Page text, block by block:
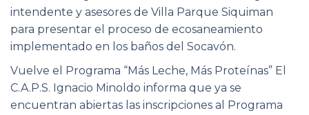
intendente y asesores de Villa Parque Siquiman
para presentar el proceso de ecosaneamiento
implementado en los baños del Socavón.
Vuelve el Programa “Más Leche, Más Proteínas” El
C.A.P.S. Ignacio Minoldo informa que ya se
encuentran abiertas las inscripciones al Programa